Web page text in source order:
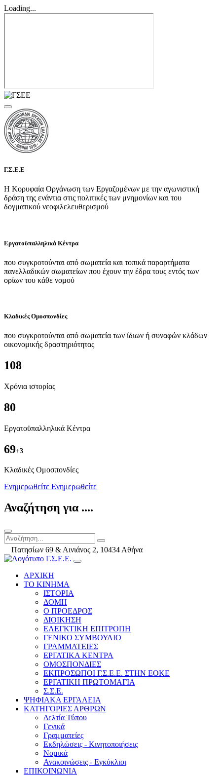
Loading...
Γ.Σ.Ε.Ε
Η Κορυφαία Οργάνωση των Εργαζομένων με την αγωνιστική
δράση της ενάντια στις πολιτικές των μνημονίων και του
δογματικού νεοφιλελευθερισμού
Εργατοϋπαλληλικά Κέντρα
που συγκροτούνται από σωματεία και τοπικά παραρτήματα
πανελλαδικών σωματείων που έχουν την έδρα τους εντός των
ορίων του κάθε νομού
Κλαδικές Ομοσπονδίες
που συγκροτούνται από σωματεία των ίδιων ή συναφών κλάδων
οικονομικής δραστηριότητας
108
Χρόνια ιστορίας
80
Εργατοϋπαλληλικά Κέντρα
69+3
Kλαδικές Ομοσπονδίες
Ενημερωθείτε Ενημερωθείτε
Αναζήτηση για ....
Πατησίων 69 & Αινιάνος 2, 10434 Αθήνα
ΑΡΧΙΚΗ
ΤΟ ΚΙΝΗΜΑ
ΙΣΤΟΡΙΑ
ΔΟΜΗ
Ο ΠΡΟΕΔΡΟΣ
ΔΙΟΙΚΗΣΗ
ΕΛΕΓΚΤΙΚΗ ΕΠΙΤΡΟΠΗ
ΓΕΝΙΚΟ ΣΥΜΒΟΥΛΙΟ
ΓΡΑΜΜΑΤΕΙΕΣ
ΕΡΓΑΤΙΚΑ ΚΕΝΤΡΑ
ΟΜΟΣΠΟΝΔΙΕΣ
ΕΚΠΡΟΣΩΠΟΙ Γ.Σ.Ε.Ε. ΣΤΗΝ ΕΟΚΕ
ΕΡΓΑΤΙΚΗ ΠΡΩΤΟΜΑΓΙΑ
Σ.Σ.Ε.
ΨΗΦΙΑΚΑ ΕΡΓΑΛΕΙΑ
ΚΑΤΗΓΟΡΙΕΣ ΑΡΘΡΩΝ
Δελτία Τύπου
Γενικά
Γραμματείες
Εκδηλώσεις - Κινητοποιήσεις
Νομικά
Ανακοινώσεις - Εγκύκλιοι
ΕΠΙΚΟΙΝΩΝΙΑ